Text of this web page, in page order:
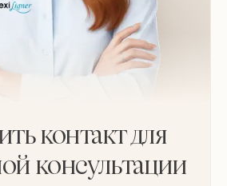
контакт для
консультации